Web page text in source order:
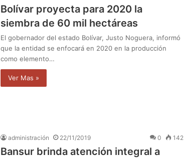
Bolívar proyecta para 2020 la
siembra de 60 mil hectáreas
El gobernador del estado Bolívar, Justo Noguera, informó
que la entidad se enfocará en 2020 en la producción
como elemento…
Ver Mas »
administración 22/11/2019 0 142
Bansur brinda atención integral a